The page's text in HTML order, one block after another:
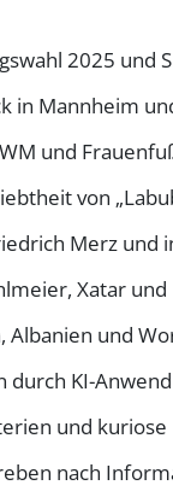
2025 und
in Mannheim
und
von
Merz und
Xatar und
Albanien und
durch KI-
und kuriose
nach